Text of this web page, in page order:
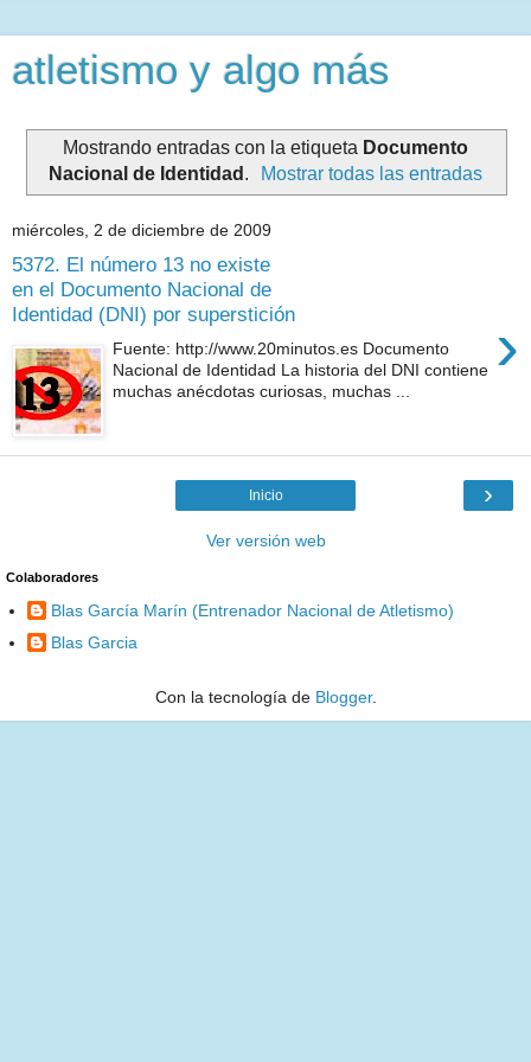
atletismo y algo más
Mostrando entradas con la etiqueta Documento
Nacional de Identidad . Mostrar todas las entradas
miércoles, 2 de diciembre de 2009
5372. El número 13 no existe
en el Documento Nacional de
Identidad (DNI) por superstición
›
Fuente: http://www.20minutos.es Documento
Nacional de Identidad La historia del DNI contiene
muchas anécdotas curiosas, muchas ...
›
Inicio
Ver versión web
Colaboradores
Blas García Marín (Entrenador Nacional de Atletismo)
Blas Garcia
Con la tecnología de Blogger.